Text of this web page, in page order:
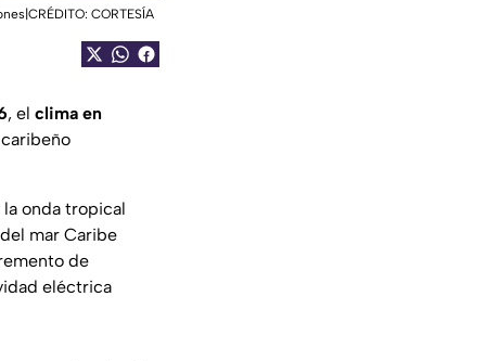
CORTESÍA
, el clima en
onda tropical
mar Caribe
de
eléctrica